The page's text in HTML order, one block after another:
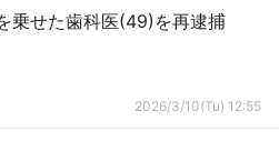
乗せた歯科医(49)を再逮捕
2026/3/10(Tu) 12:55